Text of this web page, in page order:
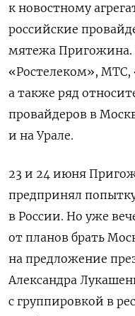
к новостному
российские
мятежа Пригожина.
«Ростелеком»,
а также ряд
провайдеров в
и на Урале.
23 и 24 июня
предпринял
в России. Но уже
от планов брать
на предложение
Александра
с группировкой в